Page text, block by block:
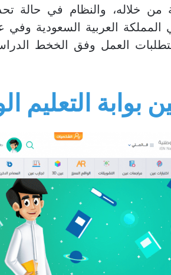
من خلاله، والنظام في حالة
المملكة العربية السعودية
العمل وفق الخخط
بوابة التعليم